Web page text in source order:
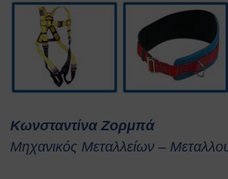
Κωνσταντίνα Ζορμπά
Μηχανικός Μεταλλείων –